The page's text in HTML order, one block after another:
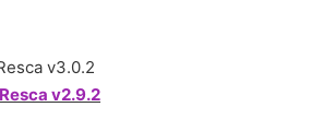
v3.0.2
Resca v2.9.2